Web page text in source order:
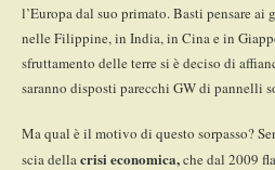
l’Europa dal suo primato. Basti pensare
nelle Filippine, in India, in Cina e in
sfruttamento delle terre si è deciso di
saranno disposti parecchi GW di pannelli
Ma qual è il motivo di questo sorpasso?
scia dellacrisi economica,che dal 2009